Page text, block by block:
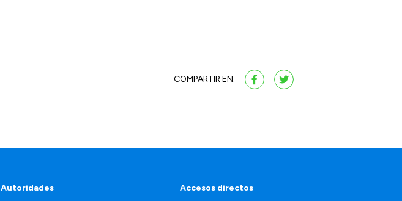
COMPARTIR EN:
Autoridades Accesos directos